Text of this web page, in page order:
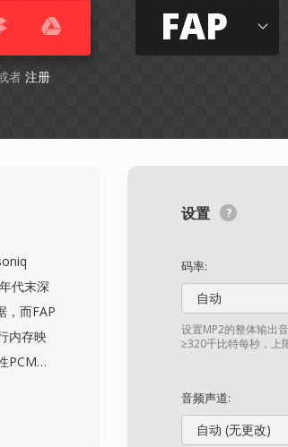
者 注册
FAP
设置
码率:
自动
设置MP2的整体输出
≥320千比特每秒，上
音频声道:
自动 (无更改)
代末深
，而FAP
内存映
PCM，
度。由